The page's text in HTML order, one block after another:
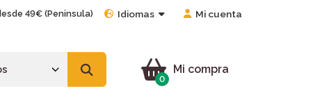
49€ (Peninsula) Idiomas Mi cuenta
Mi compra
0